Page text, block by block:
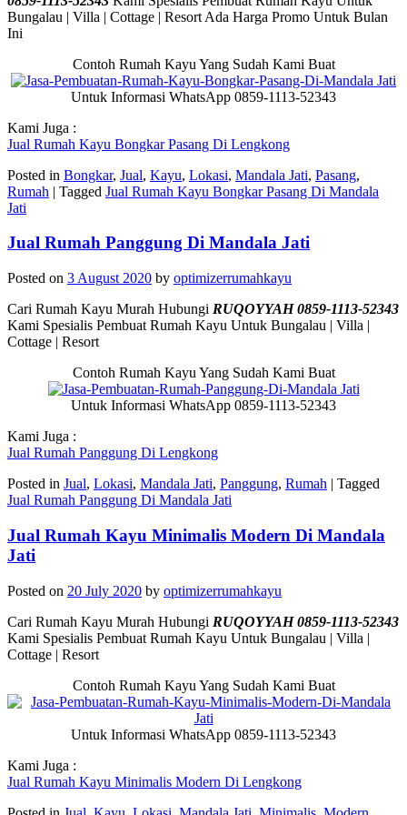
Bungalau | Villa | Cottage | Resort Ada Harga Promo Untuk Bulan
Ini
Contoh Rumah Kayu Yang Sudah Kami Buat
Untuk Informasi WhatsApp 0859-1113-52343
Kami Juga :
Jual Rumah Kayu Bongkar Pasang Di Lengkong
Posted in Bongkar, Jual, Kayu, Lokasi, Mandala Jati, Pasang,
Rumah | Tagged Jual Rumah Kayu Bongkar Pasang Di Mandala
Jati
Jual Rumah Panggung Di Mandala Jati
Posted on 3 August 2020 by optimizerrumahkayu
Cari Rumah Kayu Murah Hubungi RUQOYYAH 0859-1113-52343
Kami Spesialis Pembuat Rumah Kayu Untuk Bungalau | Villa |
Cottage | Resort
Contoh Rumah Kayu Yang Sudah Kami Buat
Untuk Informasi WhatsApp 0859-1113-52343
Kami Juga :
Jual Rumah Panggung Di Lengkong
Posted in Jual, Lokasi, Mandala Jati, Panggung, Rumah | Tagged
Jual Rumah Panggung Di Mandala Jati
Jual Rumah Kayu Minimalis Modern Di Mandala
Jati
Posted on 20 July 2020 by optimizerrumahkayu
Cari Rumah Kayu Murah Hubungi RUQOYYAH 0859-1113-52343
Kami Spesialis Pembuat Rumah Kayu Untuk Bungalau | Villa |
Cottage | Resort
Contoh Rumah Kayu Yang Sudah Kami Buat
Untuk Informasi WhatsApp 0859-1113-52343
Kami Juga :
Jual Rumah Kayu Minimalis Modern Di Lengkong